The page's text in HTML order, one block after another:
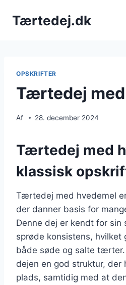
Tærtedej.dk
OPSKRIFTER
Tærtedej
Af 28. december 2024
Tærtedej med
klassisk
Tærtedej med hvedemel
der danner basis for
Denne dej er kendt for sin
sprøde konsistens, hvilket
både søde og salte
dejen en god struktur, der
plads, samtidig med at